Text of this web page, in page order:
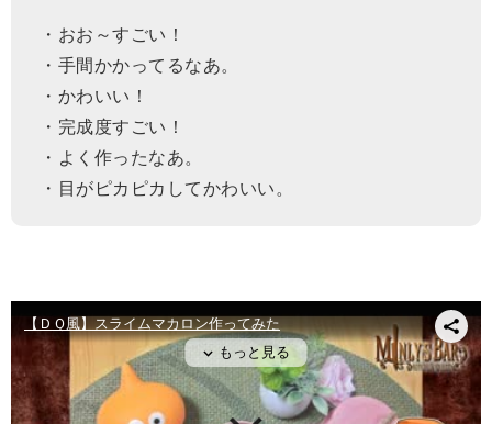
・おお～すごい！
・手間かかってるなあ。
・かわいい！
・完成度すごい！
・よく作ったなあ。
・目がピカピカしてかわいい。